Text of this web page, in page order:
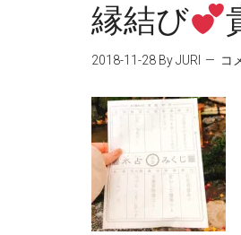
縁結び
2018-11-28 By JURI コ